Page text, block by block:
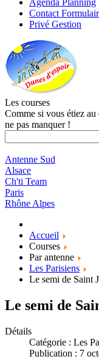
Agenda Planning
Contact
Privé Gestion
Les courses
Comme si vous étiez
ne pas manquer !
Antenne Sud
Alsace
Ch'ti Team
Paris
Rhône Alpes
Accueil
Courses
Par antenne
Les Parisiens
Le semi de Saint
Le semi de
Détails
Catégorie : Les
Publication : 7